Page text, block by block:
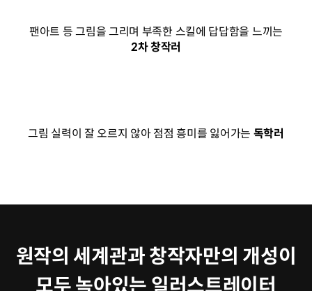
팬아트 등 그림을 그리며 부족한 스킬에 답답함을 느끼는
2차 창작러
그림 실력이 잘 오르지 않아 점점 흥미를 잃어가는 독학러
원작의 세계관과 창작자만의 개성이
모두 녹아있는 일러스트레이터